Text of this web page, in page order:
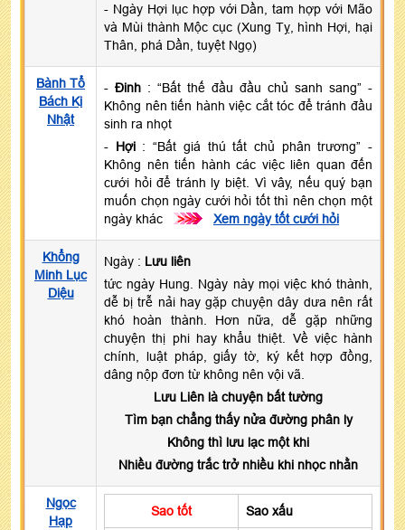
- Ngày Hợi lục hợp với Dần, tam hợp với Mão
và Mùi thành Mộc cục (Xung Tỵ, hình Hợi, hại
Thân, phá Dần, tuyệt Ngọ)
Bành Tổ
Bách Kị
Nhật
- Đinh : “Bất thế đầu đầu chủ sanh sang” -
Không nên tiến hành việc cắt tóc để tránh đầu
sinh ra nhọt
- Hợi: “Bất giá thú tất chủ phân trương” -
Không nên tiến hành các việc liên quan đến
cưới hỏi để tránh ly biệt. Vì vây, nếu quý bạn
muốn chọn ngày cưới hỏi tốt thì nên chọn một
ngày khác
>>> Xem ngày tốt cưới hỏi
Khổng
Minh Lục
Diệu
Ngày : Lưu liên
tức ngày Hung. Ngày này mọi việc khó thành,
dễ bị trễ nải hay gặp chuyện dây dưa nên rất
khó hoàn thành. Hơn nữa, dễ gặp những
chuyện thị phi hay khẩu thiệt. Về việc hành
chính, luật pháp, giấy tờ, ký kết hợp đồng,
dâng nộp đơn từ không nên vội vã.
Lưu Liên là chuyện bất tường
Tìm bạn chẳng thấy nửa đường phân ly
Không thì lưu lạc một khi
Nhiều đường trắc trở nhiều khi nhọc nhằn
Ngọc
Hạp
Sao tốt Sao xấu